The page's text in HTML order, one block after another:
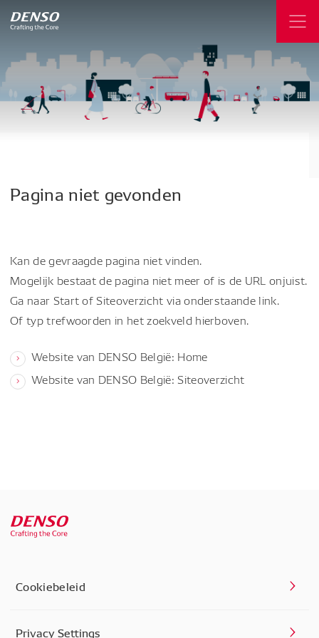
Pagina niet gevonden
Kan de gevraagde pagina niet vinden.
Mogelijk bestaat de pagina niet meer of is de URL onjuist.
Ga naar Start of Siteoverzicht via onderstaande link.
Of typ trefwoorden in het zoekveld hierboven.
Website van DENSO België: Home
Website van DENSO België: Siteoverzicht
Cookiebeleid
Privacy Settings